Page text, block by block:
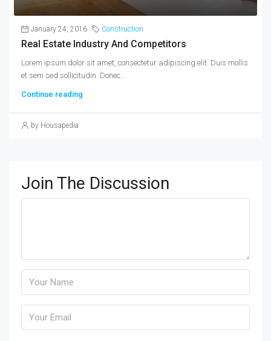
January 24, 2016 Construction
Real Estate Industry And Competitors
Lorem ipsum dolor sit amet, consectetur adipiscing elit. Duis mollis
et sem sed sollicitudin. Donec...
Continue reading
by Housapedia
Join The Discussion